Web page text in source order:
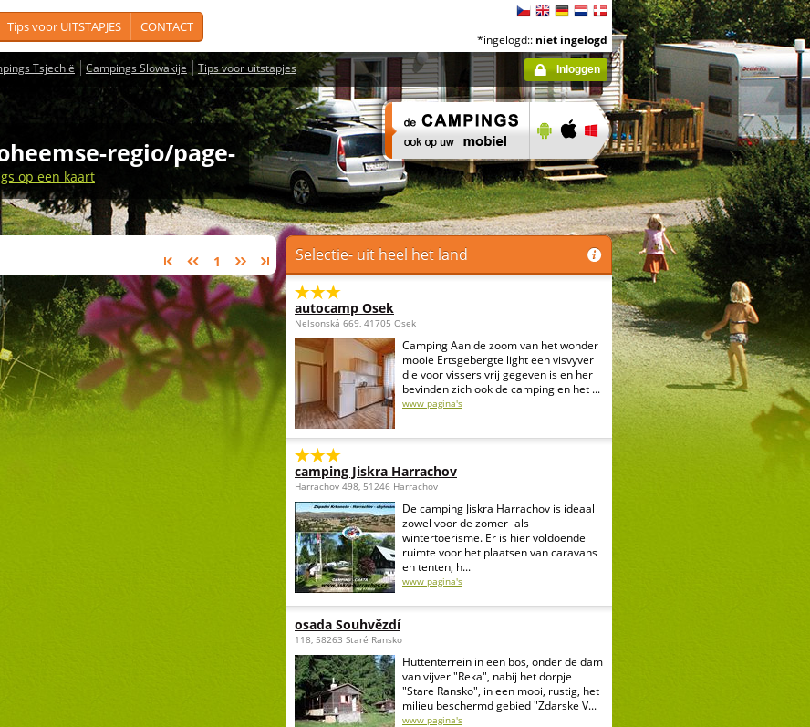
Tips voor UITSTAPJES CONTACT
Tsjechië Campings Slowakije Tips voor uitstapjes
*ingelogd:: niet ingelogd
Inloggen
regio/page-
op een kaart
1 Selectie- uit heel het land
autocamp Osek
Nelsonská 669, 41705 Osek
Camping Aan de zoom van het wonder
mooie Ertsgebergte light een visvyver
die voor vissers vrij gegeven is en her
bevinden zich ook de camping en het ...
www pagina's
camping Jiskra Harrachov
Harrachov 498, 51246 Harrachov
De camping Jiskra Harrachov is ideaal
zowel voor de zomer- als
wintertoerisme. Er is hier voldoende
ruimte voor het plaatsen van caravans
en tenten, h...
www pagina's
osada Souhvězdí
118, 58263 Staré Ransko
Huttenterrein in een bos, onder de dam
van vijver "Reka", nabij het dorpje
"Stare Ransko", in een mooi, rustig, het
milieu beschermd gebied "Zdarske V...
www pagina's